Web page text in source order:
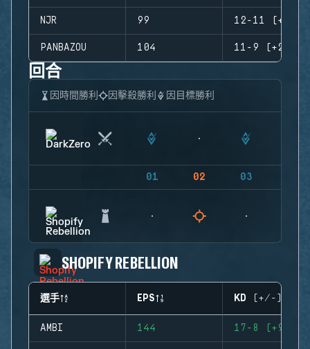
NJR 99 12-11 (+1)
PANBAZOU 104 11-9 (+2)
回合
因時間勝利 因擊殺勝利 因目標勝利
01 02 03
SHOPIFY REBELLION
選手 EPS KD (+/-)
AMBI 144 17-8 (+9)